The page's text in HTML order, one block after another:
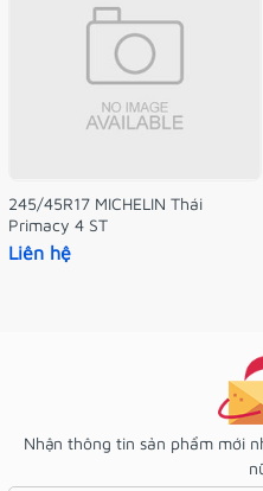
245/45R17 MICHELIN Thái
Primacy 4 ST
Liên hệ
Nhận thông tin sản phẩm mới